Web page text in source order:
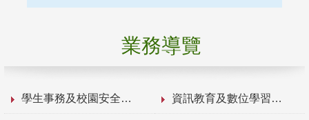
業務導覽
學生事務及校園安全 資訊教育及數位學習